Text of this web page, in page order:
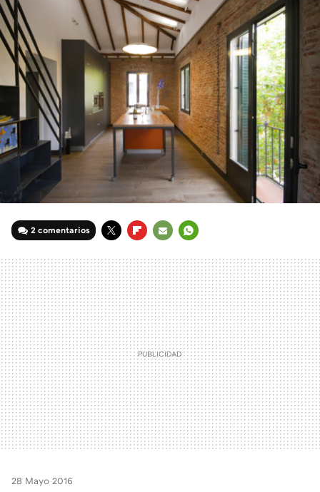
2 comentarios
MAIL
28 Mayo 2016